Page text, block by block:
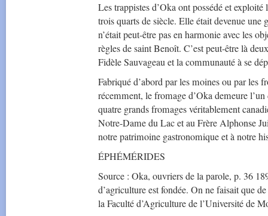
Les trappistes d’Oka ont possédé et
trois quarts de siècle. Elle était devenue
n’était peut-être pas en harmonie avec les
règles de saint Benoît. C’est peut-être là
Fidèle Sauvageau et la communauté à se
Fabriqué d’abord par les moines ou par les
récemment, le fromage d’Oka demeure
quatre grands fromages véritablement
Notre-Dame du Lac et au Frère Alphonse
notre patrimoine gastronomique et à notre
ÉPHÉMÉRIDES
Source : Oka, ouvriers de la parole, p. 36
d’agriculture est fondée. On ne faisait que
la Faculté d’Agriculture de l’Université de